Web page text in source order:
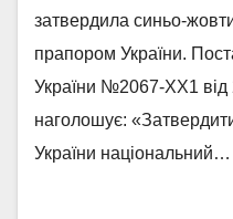
затвердила синьо-
прапором України.
України №2067-ХХ1 від
наголошує:
України національний…